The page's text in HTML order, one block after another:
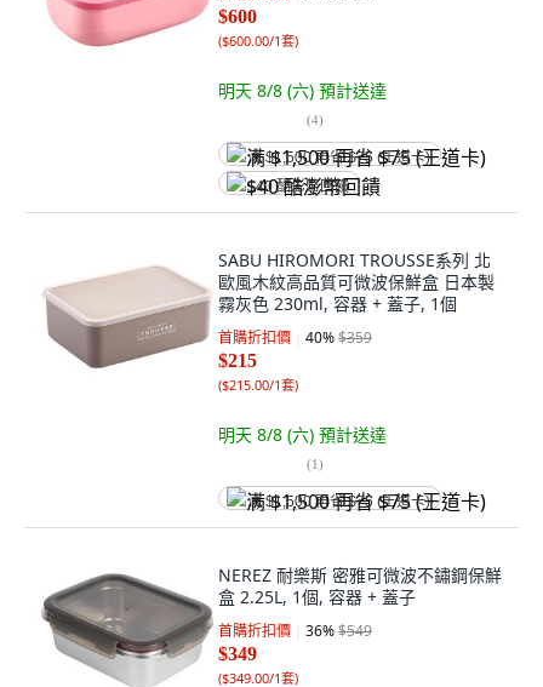
$600
($600.00/1套)
明天 8/8 (六) 預計送達
(4)
满 $1,500 再省 $75 (王道卡)
$40 酷澎幣回饋
SABU HIROMORI TROUSSE系列 北
歐風木紋高品質可微波保鮮盒 日本製
霧灰色 230ml, 容器 + 蓋子, 1個
首購折扣價 40%$359
$215
($215.00/1套)
明天 8/8 (六) 預計送達
(1)
满 $1,500 再省 $75 (王道卡)
NEREZ 耐樂斯 密雅可微波不鏽鋼保鮮
盒 2.25L, 1個, 容器 + 蓋子
首購折扣價 36%$549
$349
($349.00/1套)